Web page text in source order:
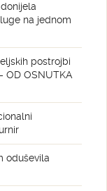
na jednom
postrojbi
OD OSNUTKA
oduševila